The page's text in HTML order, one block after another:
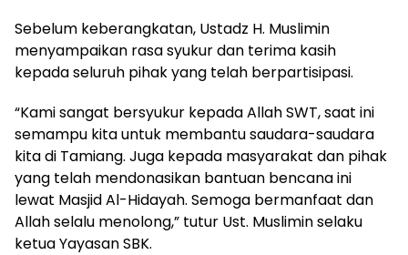
Sebelum keberangkatan, Ustadz H. Muslimin
menyampaikan rasa syukur dan terima kasih
kepada seluruh pihak yang telah berpartisipasi.
“Kami sangat bersyukur kepada Allah SWT, saat ini
semampu kita untuk membantu saudara-saudara
kita di Tamiang. Juga kepada masyarakat dan pihak
yang telah mendonasikan bantuan bencana ini
lewat Masjid Al-Hidayah. Semoga bermanfaat dan
Allah selalu menolong,” tutur Ust. Muslimin selaku
ketua Yayasan SBK.